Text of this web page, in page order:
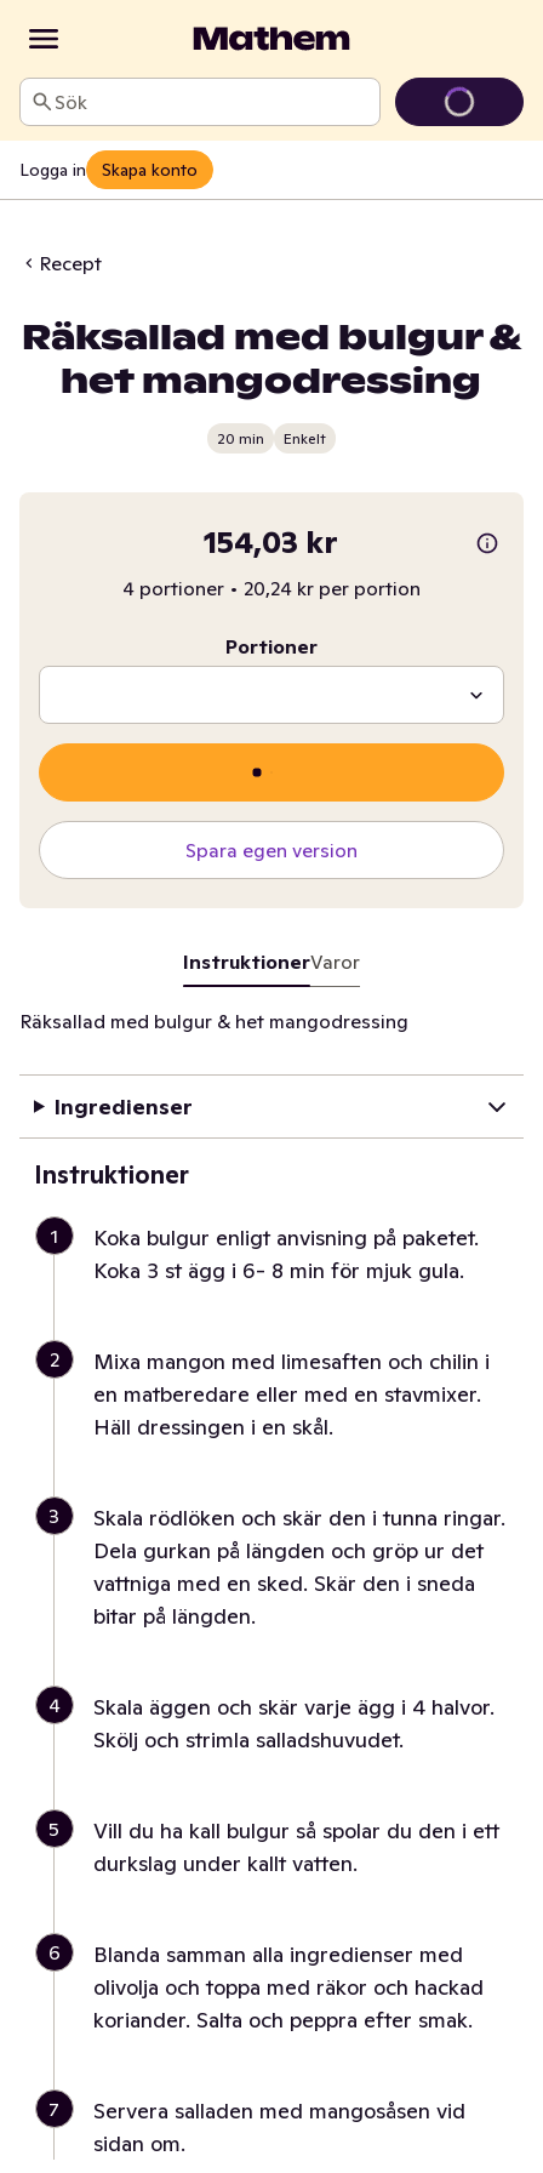
Sök
Logga in Skapa konto
Recept
Räksallad med bulgur &
het mangodressing
20 min Enkelt
154,03 kr
4 portioner • 20,24 kr per portion
Portioner
Spara egen version
InstruktionerVaror
Räksallad med bulgur & het mangodressing
Ingredienser
Instruktioner
1
Koka bulgur enligt anvisning på paketet.
Koka 3 st ägg i 6- 8 min för mjuk gula.
2
Mixa mangon med limesaften och chilin i
en matberedare eller med en stavmixer.
Häll dressingen i en skål.
3
Skala rödlöken och skär den i tunna ringar.
Dela gurkan på längden och gröp ur det
vattniga med en sked. Skär den i sneda
bitar på längden.
4
Skala äggen och skär varje ägg i 4 halvor.
Skölj och strimla salladshuvudet.
5
Vill du ha kall bulgur så spolar du den i ett
durkslag under kallt vatten.
6
Blanda samman alla ingredienser med
olivolja och toppa med räkor och hackad
koriander. Salta och peppra efter smak.
7
Servera salladen med mangosåsen vid
sidan om.